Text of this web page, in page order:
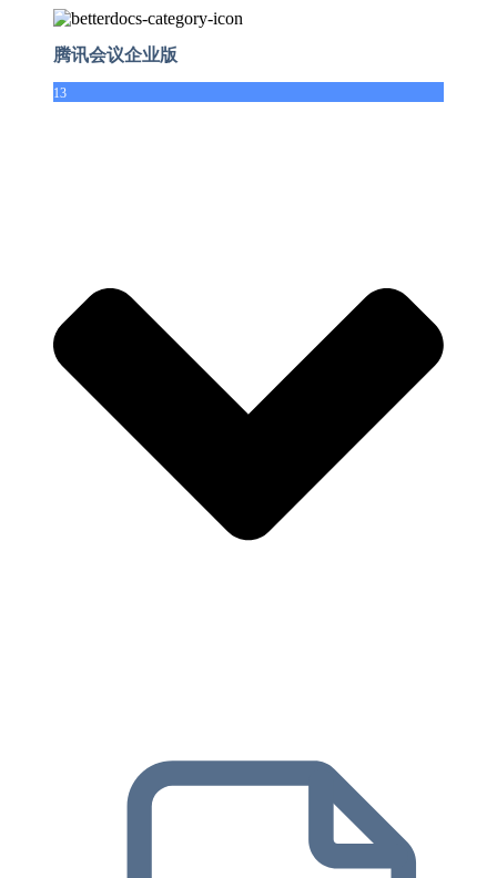
腾讯会议企业版
13